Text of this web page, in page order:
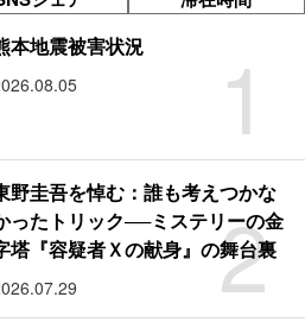
1
本地震被害状況
2
野圭吾を悼む：誰も考えつかな
ったトリック──ミステリーの金
塔『容疑者Ｘの献身』の舞台裏